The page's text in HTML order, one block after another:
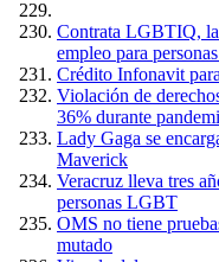
Contrata LGBTIQ, la
empleo para
Crédito Infonavit
Violación de
36% durante
Lady Gaga se
Maverick
Veracruz lleva tres
personas LGBT
OMS no tiene
mutado